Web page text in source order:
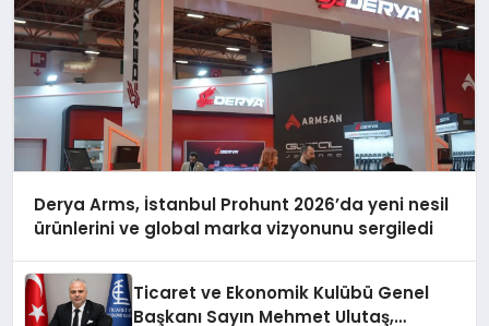
Derya Arms, İstanbul Prohunt 2026’da yeni nesil
ürünlerini ve global marka vizyonunu sergiledi
Ticaret ve Ekonomik Kulübü Genel
Başkanı Sayın Mehmet Ulutaş,